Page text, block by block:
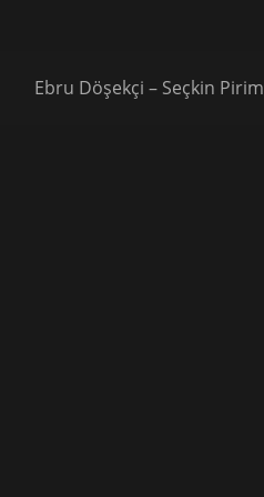
Ebru Döşekçi – Seçkin Pirim